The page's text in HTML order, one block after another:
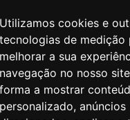
Utilizamos cookies e
tecnologias de medição
melhorar a sua
navegação no nosso
forma a mostrar
personalizado, anúncios